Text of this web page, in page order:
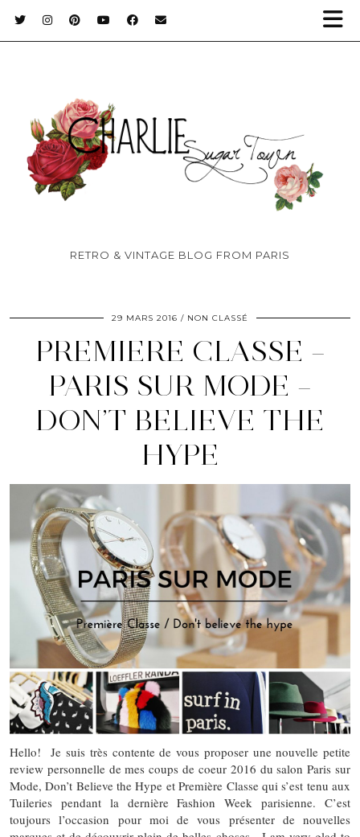
RETRO & VINTAGE BLOG FROM PARIS
29 MARS 2016 NON CLASSÉ
PREMIERE CLASSE –
PARIS SUR MODE –
DON’T BELIEVE THE
HYPE
Hello! Je suis très contente de vous proposer une nouvelle petite
review personnelle de mes coups de coeur 2016 du salon Paris sur
Mode, Don’t Believe the Hype et Première Classe qui s’est tenu aux
Tuileries pendant la dernière Fashion Week parisienne. C’est
toujours l’occasion pour moi de vous présenter de nouvelles